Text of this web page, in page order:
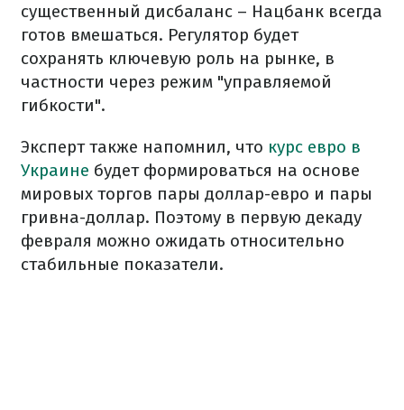
существенный дисбаланс – Нацбанк всегда
готов вмешаться. Регулятор будет
сохранять ключевую роль на рынке, в
частности через режим "управляемой
гибкости".
Эксперт также напомнил, что курс евро в
Украине будет формироваться на основе
мировых торгов пары доллар-евро и пары
гривна-доллар. Поэтому в первую декаду
февраля можно ожидать относительно
стабильные показатели.